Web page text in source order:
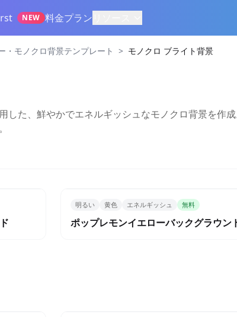
NEW 料金プラン
・モノクロ背景テンプレート > モノクロ ブライト背景
した、鮮やかでエネルギッシュなモノクロ背景を作
明るい 黄色 エネルギッシュ 無料
ポップレモンイエローバックグラウン